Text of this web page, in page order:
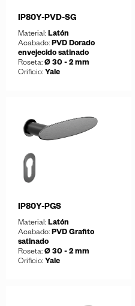
IP80Y-PVD-SG
Material: Latón
Acabado: PVD Dorado
envejecido satinado
Roseta: Ø 30 - 2 mm
Orificio: Yale
IP80Y-PGS
Material: Latón
Acabado: PVD Grafito
satinado
Roseta: Ø 30 - 2 mm
Orificio: Yale